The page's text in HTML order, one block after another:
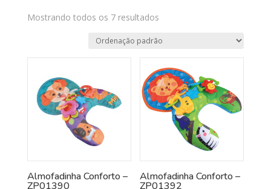
Mostrando todos os 7 resultados
Almofadinha Conforto –
ZP01390
Almofadinha Conforto –
ZP01392